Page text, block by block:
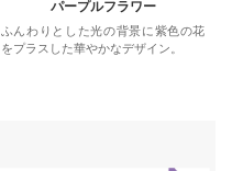
パープルフラワー
ふんわりとした光の背景に紫色の花
をプラスした華やかなデザイン。